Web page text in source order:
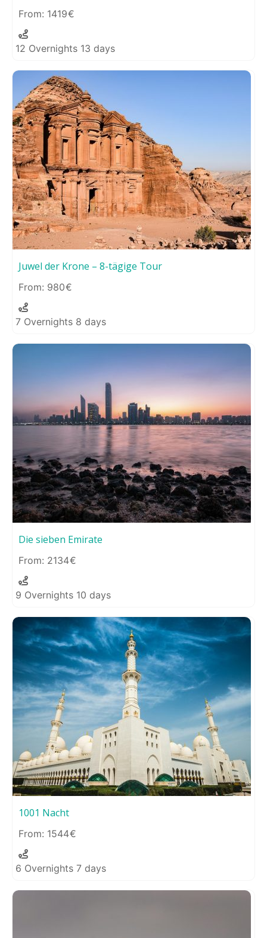
1419
12 Overnights 13 days
Juwel der Krone – 8-tägige Tour
980
7 Overnights 8 days
Die sieben Emirate
2134
9 Overnights 10 days
1001 Nacht
1544
6 Overnights 7 days